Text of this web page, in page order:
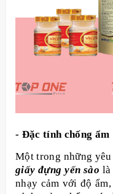
- Đặc tính chống ẩm
Một trong những
giấy đựng yến sào là
nhạy cảm với độ